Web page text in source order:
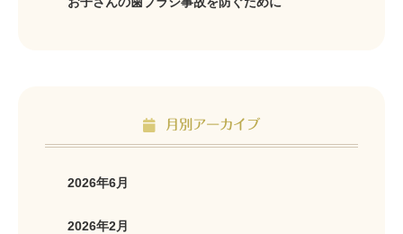
月別アーカイブ
2026年6月
2026年2月